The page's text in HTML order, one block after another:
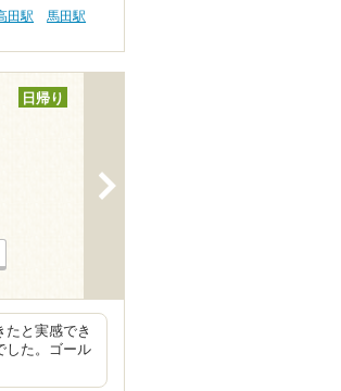
田駅
馬田駅
日帰り
と実感でき
した。ゴール